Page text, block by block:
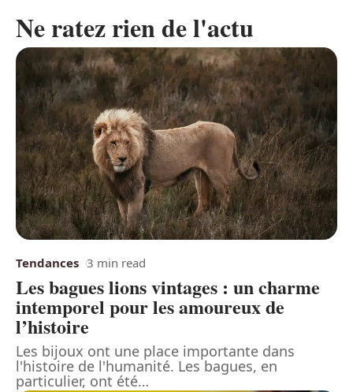
Ne ratez rien de l'actu
Tendances 3 min read
Les bagues lions vintages : un charme
intemporel pour les amoureux de
l’histoire
Les bijoux ont une place importante dans
l'histoire de l'humanité. Les bagues, en
particulier, ont été…